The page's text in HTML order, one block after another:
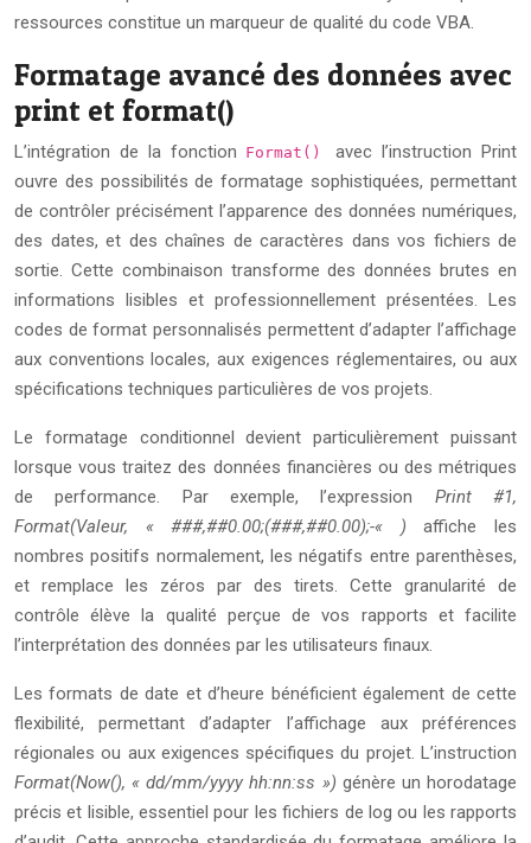
ressources constitue un marqueur de qualité du code VBA.
Formatage avancé des données avec
print et format()
L’intégration de la fonction Format()avec l’instruction Print
ouvre des possibilités de formatage sophistiquées, permettant
de contrôler précisément l’apparence des données numériques,
des dates, et des chaînes de caractères dans vos fichiers de
sortie. Cette combinaison transforme des données brutes en
informations lisibles et professionnellement présentées. Les
codes de format personnalisés permettent d’adapter l’affichage
aux conventions locales, aux exigences réglementaires, ou aux
spécifications techniques particulières de vos projets.
Le formatage conditionnel devient particulièrement puissant
lorsque vous traitez des données financières ou des métriques
de performance. Par exemple, l’expression Print #1,
Format(Valeur, « ###,##0.00;(###,##0.00);-« )affiche les
nombres positifs normalement, les négatifs entre parenthèses,
et remplace les zéros par des tirets. Cette granularité de
contrôle élève la qualité perçue de vos rapports et facilite
l’interprétation des données par les utilisateurs finaux.
Les formats de date et d’heure bénéficient également de cette
flexibilité, permettant d’adapter l’affichage aux préférences
régionales ou aux exigences spécifiques du projet. L’instruction
Format(Now(), « dd/mm/yyyy hh:nn:ss ») génère un horodatage
précis et lisible, essentiel pour les fichiers de log ou les rapports